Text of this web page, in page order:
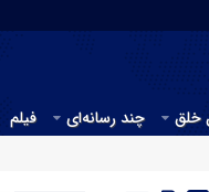
خلق چند رسانه‌ای فیلم